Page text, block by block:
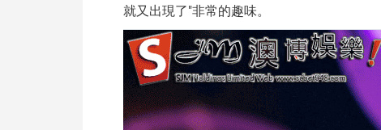
就又出現了"非常的趣味。